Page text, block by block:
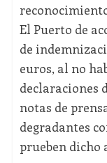
El Puerto de
de
euros, al no
declaraciones
notas de
degradantes
prueben dicho